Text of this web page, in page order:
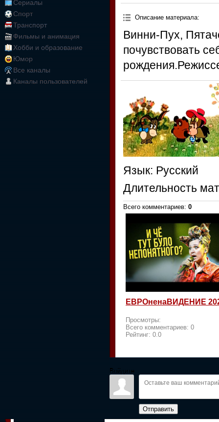
Сериалы
Спорт
Транспорт
Фильмы и анимация
Хобби и образование
Юмор
Все каналы
Каналы пользователей
Описание материала:
Винни-Пух,
почувствовать
Язык: Русский
Длительность
Всего комментариев: 0
ЕВРОненаВИДЕНИЕ
Просмотры:
Всего комментариев: 0
Рейтинг: 0.0
Войдите:
Отправить